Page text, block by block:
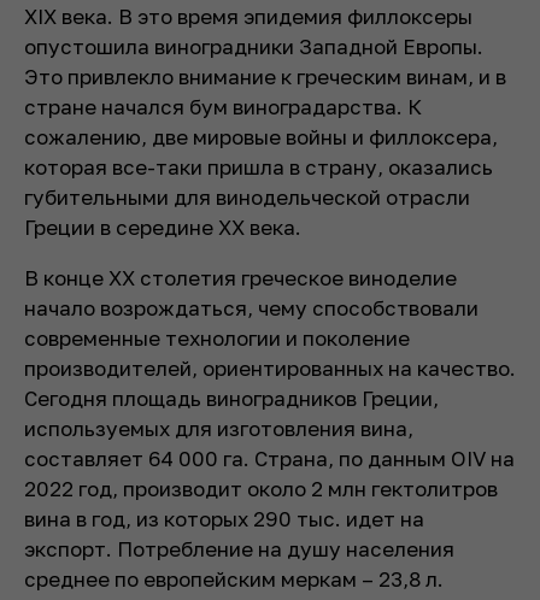
XIX века. В это время эпидемия филлоксеры
опустошила виноградники Западной Европы.
Это привлекло внимание к греческим винам, и в
стране начался бум виноградарства. К
сожалению, две мировые войны и филлоксера,
которая все-таки пришла в страну, оказались
губительными для винодельческой отрасли
Греции в середине XX века.
В конце XX столетия греческое виноделие
начало возрождаться, чему способствовали
современные технологии и поколение
производителей, ориентированных на качество.
Сегодня площадь виноградников Греции,
используемых для изготовления вина,
составляет 64 000 га. Страна, по данным OIV на
2022 год, производит около 2 млн гектолитров
вина в год, из которых 290 тыс. идет на
экспорт. Потребление на душу населения
среднее по европейским меркам – 23,8 л.